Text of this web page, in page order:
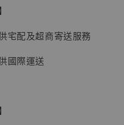
宅配及超商寄送服務
國際運送